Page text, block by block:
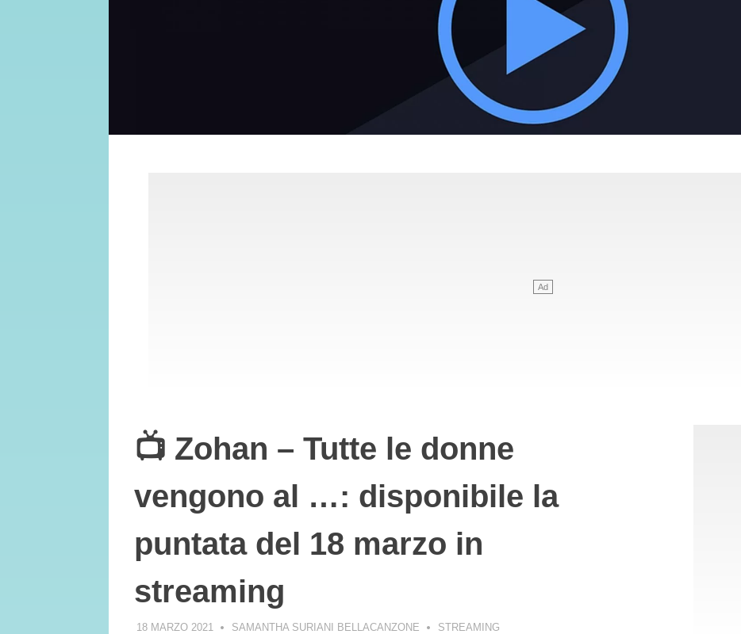
📺 Zohan – Tutte le donne
vengono al …: disponibile la
puntata del 18 marzo in
streaming
18 MARZO 2021 SAMANTHA SURIANI BELLACANZONE STREAMING